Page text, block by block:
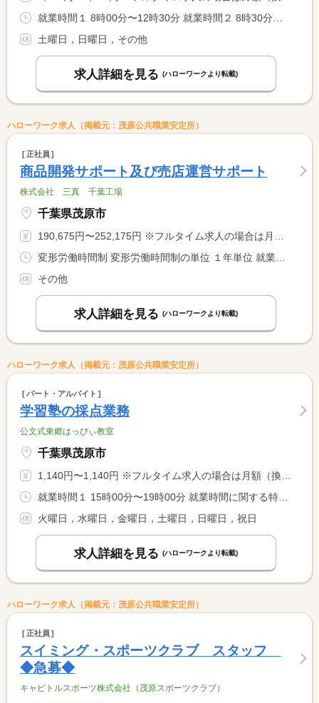
土曜日，日曜日，その他
求人詳細を見る (ハローワークより転載)
ハローワーク求人（掲載元：茂原公共職業安定所）
正社員
商品開発サポート及び売店運営サポート
株式会社 三真 千葉工場
千葉県茂原市
190,675円〜252,175円 ※フルタイム求人の場合は月額（換算額）、パート求人の場合は時間額を表示しています。
その他
求人詳細を見る (ハローワークより転載)
ハローワーク求人（掲載元：茂原公共職業安定所）
パート・アルバイト
学習塾の採点業務
公文式東郷はっぴぃ教室
千葉県茂原市
1,140円〜1,140円 ※フルタイム求人の場合は月額（換算額）、パート求人の場合は時間額を表示しています。
火曜日，水曜日，金曜日，土曜日，日曜日，祝日
求人詳細を見る (ハローワークより転載)
ハローワーク求人（掲載元：茂原公共職業安定所）
正社員
スイミング・スポーツクラブ スタッフ
◆急募◆
キャピトルスポーツ株式会社（茂原スポーツクラブ）